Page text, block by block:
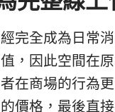
完全成為日常
，因此空間在
在商場的行為
價格，最後直